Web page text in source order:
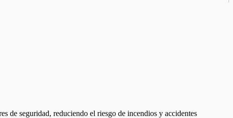
de seguridad, reduciendo el riesgo de incendios y accidentes